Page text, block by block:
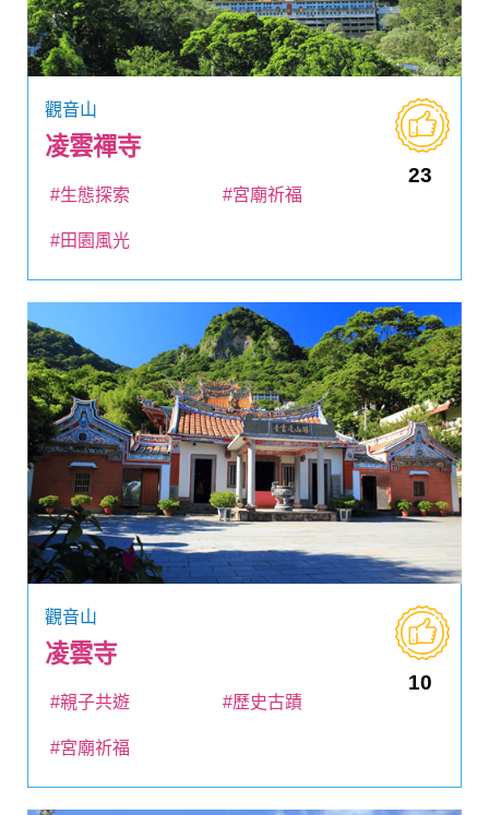
觀音山
凌雲禪寺
23
#生態探索 #宮廟祈福
#田園風光
觀音山
凌雲寺
10
#親子共遊 #歷史古蹟
#宮廟祈福